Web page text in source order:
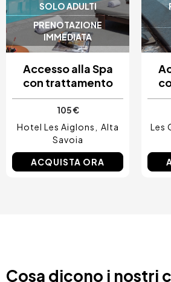
SOLO ADULTI
PRENOTAZIONE
IMMEDIATA
Accesso alla Spa
con trattamento
105 €
Hotel Les Aiglons
Alta
Savoia
ACQUISTA ORA
Les
Cosa dicono i nostri